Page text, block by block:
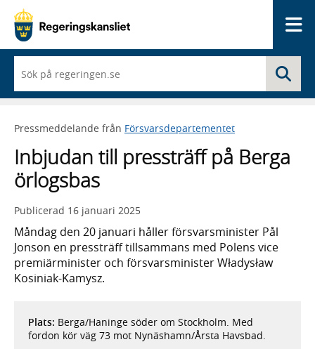
du
börjar
skriva
framträder
lista
med
sökförslag
Pressmeddelande från Försvarsdepartementet
Inbjudan till pressträff på Berga
örlogsbas
Publicerad 16 januari 2025
Måndag den 20 januari håller försvarsminister Pål
Jonson en pressträff tillsammans med Polens vice
premiärminister och försvarsminister Władysław
Kosiniak-Kamysz.
Plats: Berga/Haninge söder om Stockholm. Med
fordon kör väg 73 mot Nynäshamn/Årsta Havsbad.